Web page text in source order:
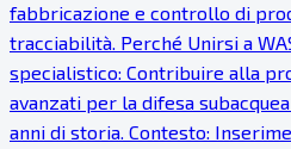
fabbricazione e controllo di
tracciabilità. Perché Unirsi a
specialistico: Contribuire alla
avanzati per la difesa
anni di storia. Contesto: